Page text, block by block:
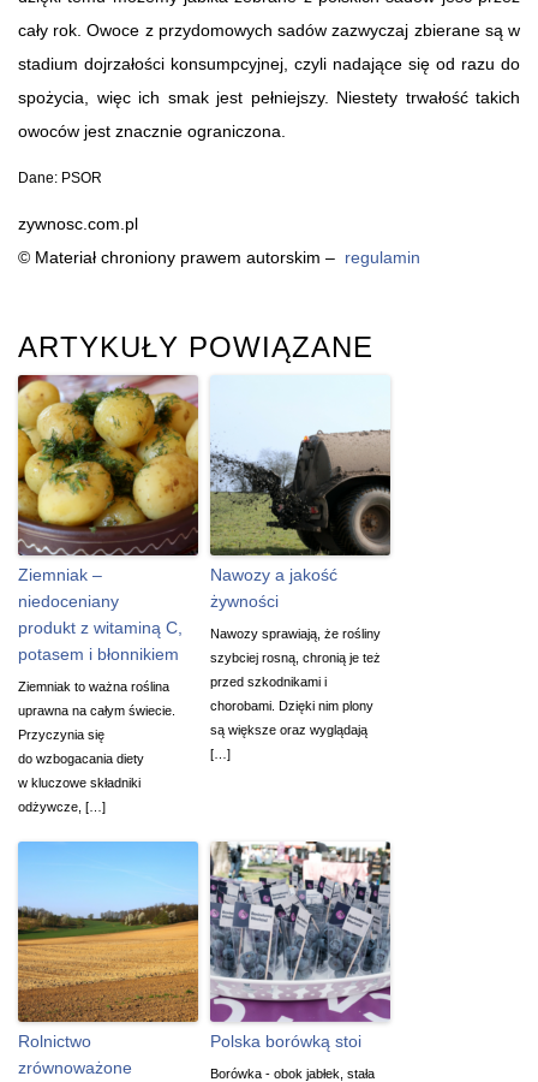
cały rok. Owoce z przydomowych sadów zazwyczaj zbierane są w
stadium dojrzałości konsumpcyjnej, czyli nadające się od razu do
spożycia, więc ich smak jest pełniejszy. Niestety trwałość takich
owoców jest znacznie ograniczona.
Dane: PSOR
zywnosc.com.pl
© Materiał chroniony prawem autorskim – regulamin
ARTYKUŁY POWIĄZANE
Ziemniak –
niedoceniany
produkt z witaminą C,
potasem i błonnikiem
Ziemniak to ważna roślina
uprawna na całym świecie.
Przyczynia się
do wzbogacania diety
w kluczowe składniki
odżywcze, […]
Nawozy a jakość
żywności
Nawozy sprawiają, że rośliny
szybciej rosną, chronią je też
przed szkodnikami i
chorobami. Dzięki nim plony
są większe oraz wyglądają
[…]
Rolnictwo
zrównoważone
Polska borówką stoi
Borówka - obok jabłek, stała